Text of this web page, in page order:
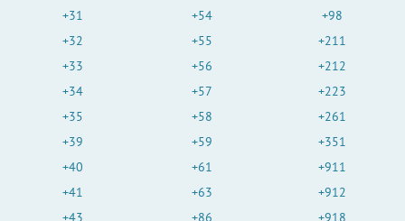
+31
+32
+33
+34
+35
+39
+40
+41
+54
+55
+56
+57
+58
+59
+61
+63
+98
+211
+212
+223
+261
+351
+911
+912